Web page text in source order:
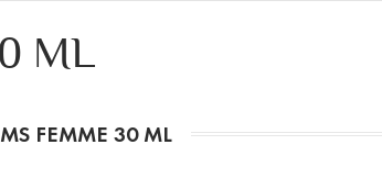
ML
FEMME 30 ML